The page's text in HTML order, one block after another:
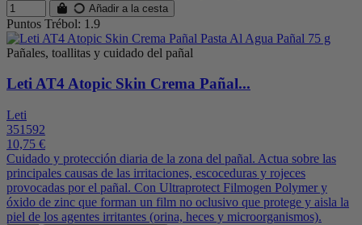
Añadir a la cesta
Puntos Trébol: 1.9
Pañales, toallitas y cuidado del pañal
Leti AT4 Atopic Skin Crema Pañal...
Leti
351592
10,75 €
Cuidado y protección diaria de la zona del pañal. Actua sobre las
principales causas de las irritaciones, escoceduras y rojeces
provocadas por el pañal. Con Ultraprotect Filmogen Polymer y
óxido de zinc que forman un film no oclusivo que protege y aisla la
piel de los agentes irritantes (orina, heces y microorganismos).